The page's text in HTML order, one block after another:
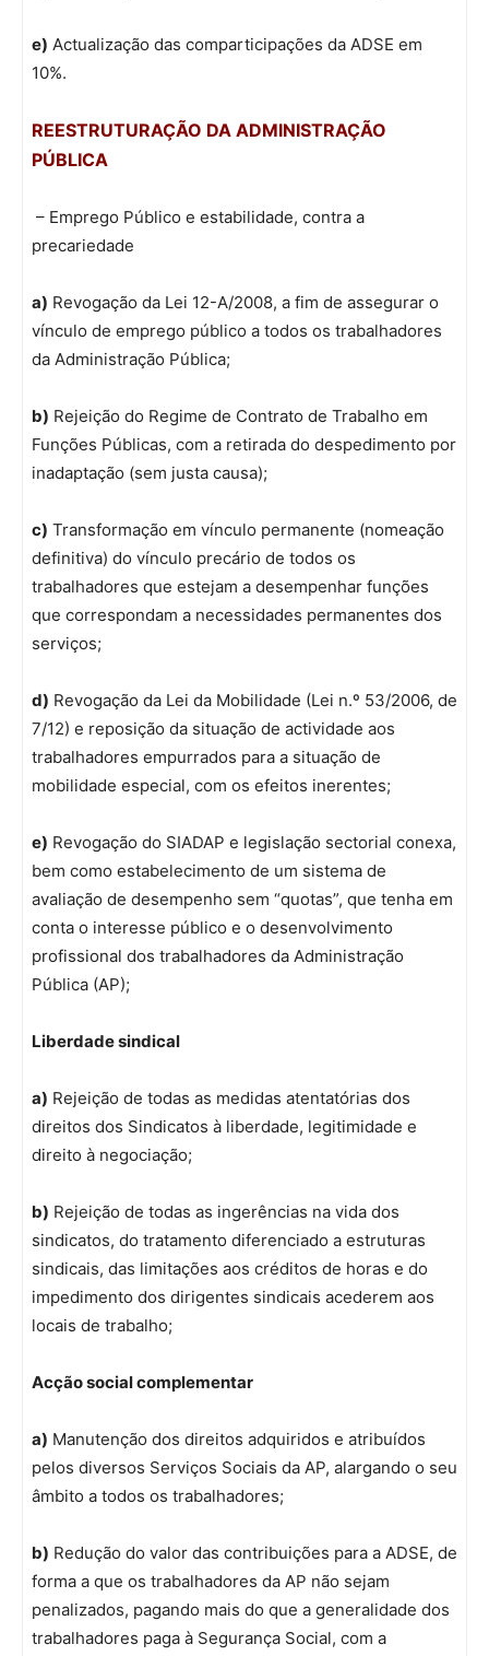
e) Actualização das comparticipações da ADSE em
10%.
REESTRUTURAÇÃO DA ADMINISTRAÇÃO
PÚBLICA
– Emprego Público e estabilidade, contra a
precariedade
a) Revogação da Lei 12-A/2008, a fim de assegurar o
vínculo de emprego público a todos os trabalhadores
da Administração Pública;
b) Rejeição do Regime de Contrato de Trabalho em
Funções Públicas, com a retirada do despedimento por
inadaptação (sem justa causa);
c) Transformação em vínculo permanente (nomeação
definitiva) do vínculo precário de todos os
trabalhadores que estejam a desempenhar funções
que correspondam a necessidades permanentes dos
serviços;
d) Revogação da Lei da Mobilidade (Lei n.º 53/2006, de
7/12) e reposição da situação de actividade aos
trabalhadores empurrados para a situação de
mobilidade especial, com os efeitos inerentes;
e) Revogação do SIADAP e legislação sectorial conexa,
bem como estabelecimento de um sistema de
avaliação de desempenho sem “quotas”, que tenha em
conta o interesse público e o desenvolvimento
profissional dos trabalhadores da Administração
Pública (AP);
Liberdade sindical
a) Rejeição de todas as medidas atentatórias dos
direitos dos Sindicatos à liberdade, legitimidade e
direito à negociação;
b) Rejeição de todas as ingerências na vida dos
sindicatos, do tratamento diferenciado a estruturas
sindicais, das limitações aos créditos de horas e do
impedimento dos dirigentes sindicais acederem aos
locais de trabalho;
Acção social complementar
a) Manutenção dos direitos adquiridos e atribuídos
pelos diversos Serviços Sociais da AP, alargando o seu
âmbito a todos os trabalhadores;
b) Redução do valor das contribuições para a ADSE, de
forma a que os trabalhadores da AP não sejam
penalizados, pagando mais do que a generalidade dos
trabalhadores paga à Segurança Social, com a